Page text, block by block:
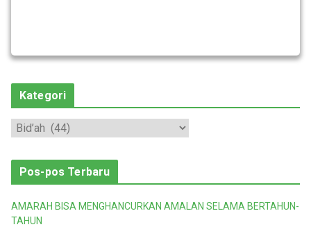
Kategori
t
o
Pos-pos Terbaru
AMARAH BISA MENGHANCURKAN AMALAN SELAMA BERTAHUN-
TAHUN